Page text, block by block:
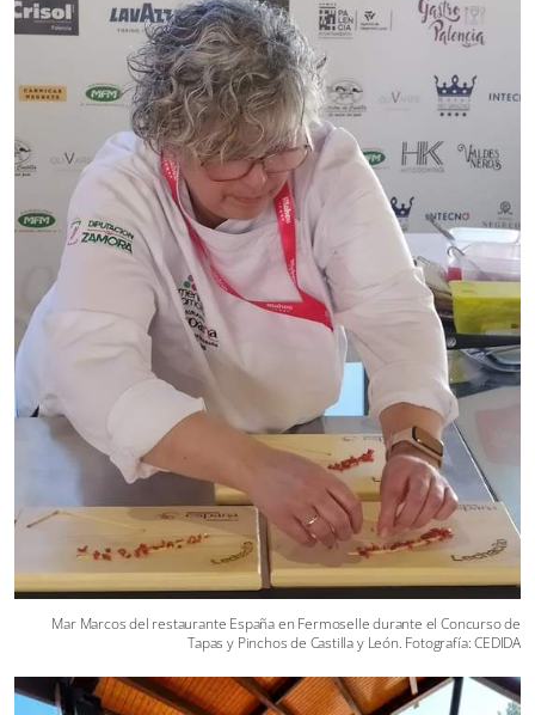
Mar Marcos del restaurante España en Fermoselle durante el Concurso de
Tapas y Pinchos de Castilla y León. Fotografía: CEDIDA